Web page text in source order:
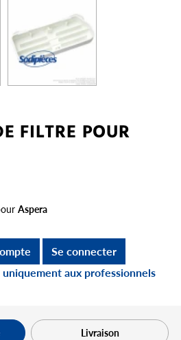
FILTRE POUR
Aspera
Se connecter
uniquement aux professionnels
Livraison